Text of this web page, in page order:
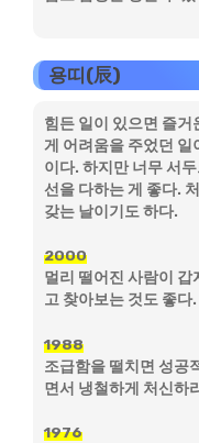
용띠(辰)
힘든 일이 있으면 즐거
게 어려움을 주었던 일
이다. 하지만 너무 서
선을 다하는 게 좋다.
갖는 날이기도 하다.
2000
멀리 떨어진 사람이
고 찾아보는 것도 좋다.
1988
조급함을 떨치면 성공
면서 냉철하게 처신하
1976